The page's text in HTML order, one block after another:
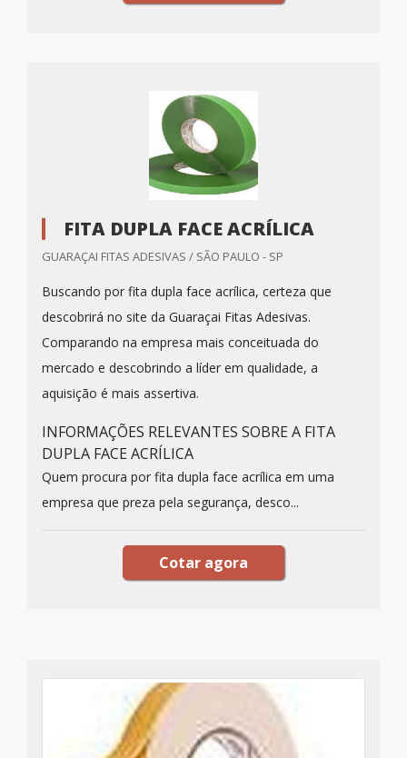
FITA DUPLA FACE ACRÍLICA
GUARAÇAI FITAS ADESIVAS / SÃO PAULO - SP
Buscando por fita dupla face acrílica, certeza que
descobrirá no site da Guaraçai Fitas Adesivas.
Comparando na empresa mais conceituada do
mercado e descobrindo a líder em qualidade, a
aquisição é mais assertiva.
INFORMAÇÕES RELEVANTES SOBRE A FITA
DUPLA FACE ACRÍLICA
Quem procura por fita dupla face acrílica em uma
empresa que preza pela segurança, desco...
Cotar agora